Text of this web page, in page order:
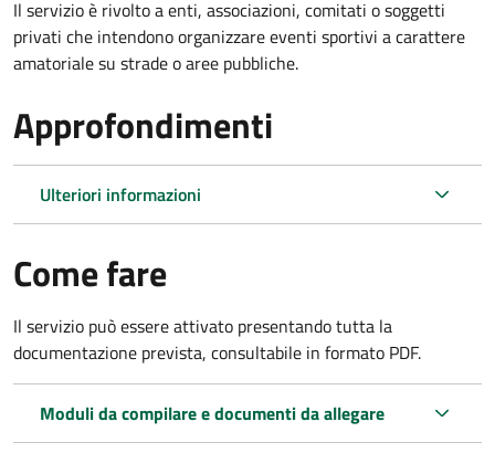
Il servizio è rivolto a enti, associazioni, comitati o soggetti
privati che intendono organizzare eventi sportivi a carattere
amatoriale su strade o aree pubbliche.
Approfondimenti
Ulteriori informazioni
Come fare
Il servizio può essere attivato presentando tutta la
documentazione prevista, consultabile in formato PDF.
Moduli da compilare e documenti da allegare